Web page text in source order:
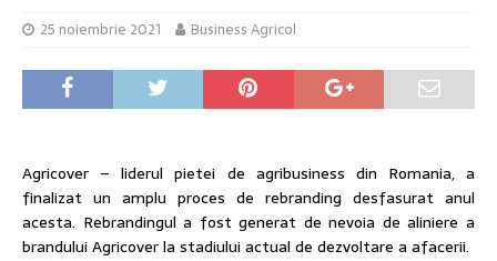
25 noiembrie 2021 Business Agricol
Agricover – liderul pietei de agribusiness din Romania, a
finalizat un amplu proces de rebranding desfasurat anul
acesta. Rebrandingul a fost generat de nevoia de aliniere a
brandului Agricover la stadiului actual de dezvoltare a afacerii.